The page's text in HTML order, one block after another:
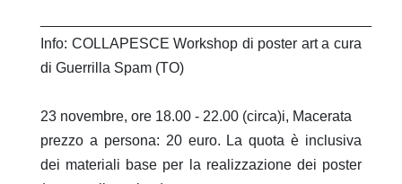
Info: COLLAPESCE Workshop di poster art a cura
di Guerrilla Spam (TO)
23 novembre, ore 18.00 - 22.00 (circa)i, Macerata
prezzo a persona: 20 euro. La quota è inclusiva
dei materiali base per la realizzazione dei poster